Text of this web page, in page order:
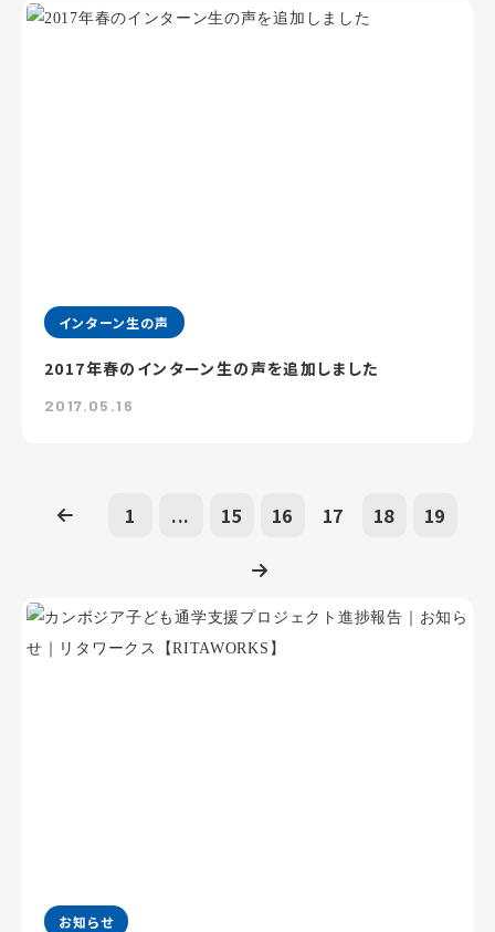
インターン生の声
2017年春のインターン生の声を追加しました
2017.05.16
1 ... 15 16 17 18 19
お知らせ